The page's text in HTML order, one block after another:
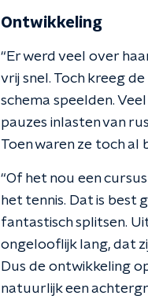
Ontwikkeling
“Er werd veel over
vrij snel. Toch kreeg
schema speelden.
pauzes inlasten van
Toen waren ze toch al
“Of het nou een
het tennis. Dat is best
fantastisch splitsen.
ongelooflijk lang, dat
Dus de ontwikkeling
natuurlijk een